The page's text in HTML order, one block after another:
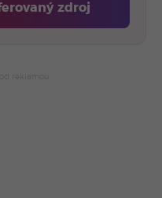
zdroj
odkaz sa otvorí v